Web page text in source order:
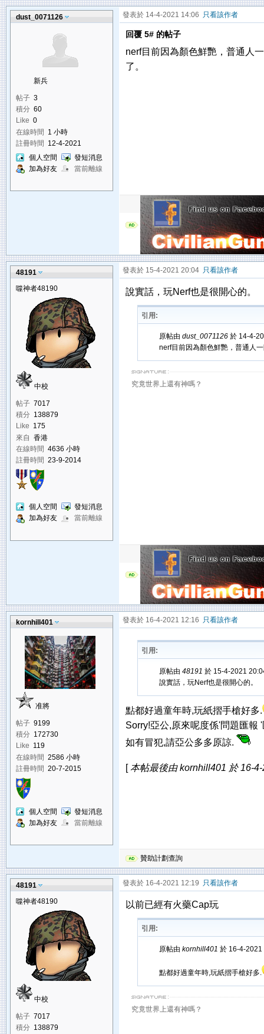
dust_0071126
新兵
帖子 3
積分 60
Like 0
在線時間 1 小時
註冊時間 12-4-2021
個人空間
發短消息
加為好友
當前離線
發表於 14-4-2021 14:06 只看該作者
回覆 5# 的帖子
nerf目前因為顏色鮮艷，普通人
了。
48191
噬神者48190
中校
帖子 7017
積分 138879
Like 175
來自 香港
在線時間 4636 小時
註冊時間 23-9-2014
個人空間
發短消息
加為好友
當前離線
發表於 15-4-2021 20:04 只看該作者
說實話，玩Nerf也是很開心的。
引用:
原帖由 dust_0071126於 14-4-
nerf目前因為顏色鮮艷，普通人
究竟世界上還有神嗎？
kornhill401
准將
帖子 9199
積分 172730
Like 119
在線時間 2586 小時
註冊時間 20-7-2015
個人空間
發短消息
加為好友
當前離線
發表於 16-4-2021 12:16 只看該作者
引用:
原帖由 48191 於 15-4-2021
說實話，玩Nerf也是很開心的。
點都好過童年時,玩紙摺手槍好多.
Sorry!亞公,原來呢度係'問題匯報 '
如有冒犯,請亞公多多原諒.
[本帖最後由 kornhill401 於 16-
贊助計劃查詢
48191
噬神者48190
中校
帖子 7017
積分 138879
發表於 16-4-2021 12:19 只看該作者
以前已經有火藥Cap玩
引用:
原帖由 kornhill401 於 16-4-
點都好過童年時,玩紙摺手槍好多.
究竟世界上還有神嗎？